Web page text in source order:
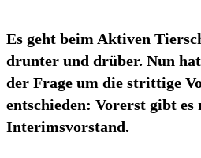
Es geht beim Aktiven
drunter und drüber. Nun
der Frage um die strittige
entschieden: Vorerst gibt es
Interimsvorstand.